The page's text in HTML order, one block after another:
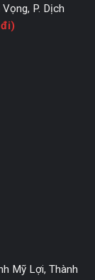
P. Dịch
Mỹ Lợi, Thành